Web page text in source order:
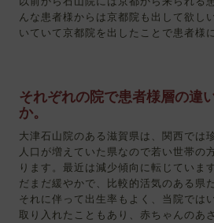
んな患者様からは京都院も出して欲し
いていて京都院を出したことで患者様
それぞれの院で患者様層の違
か。
大津石山院のある滋賀県は、関西では
人口が増えていた県なので若い世帯の
ります。最近は減少傾向に転じていま
だまだ緩やかで、比較的活気のある県
それに伴って出生率もよく、当院では
取り入れたこともあり、赤ちゃんのあ